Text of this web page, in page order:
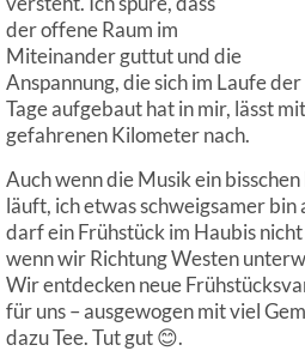
der offene Raum im
Miteinander guttut und die
Anspannung, die sich im Laufe
Tage aufgebaut hat in mir, lässt
gefahrenen Kilometer nach.
Auch wenn die Musik ein
läuft, ich etwas schweigsamer bin
darf ein Frühstück im Haubis
wenn wir Richtung Westen
Wir entdecken neue
für uns – ausgewogen mit viel
dazu Tee. Tut gut 😊.